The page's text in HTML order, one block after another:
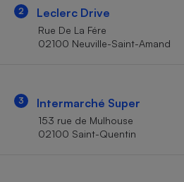
2 Leclerc Drive
Rue De La Fére
02100 Neuville-Saint-Amand
3 Intermarché Super
153 rue de Mulhouse
02100 Saint-Quentin